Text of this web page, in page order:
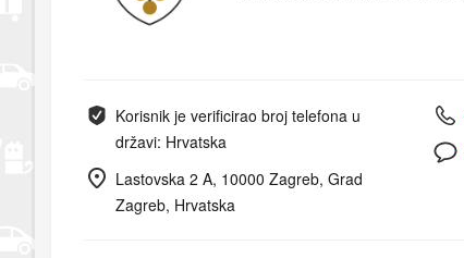
Korisnik je verificirao broj telefona u
državi: Hrvatska
Lastovska 2 A, 10000 Zagreb, Grad
Zagreb, Hrvatska